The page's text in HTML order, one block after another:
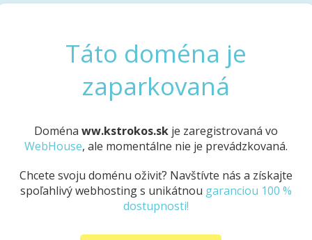
Táto doména je
zaparkovaná
Doména ww.kstrokos.sk je zaregistrovaná vo
WebHouse, ale momentálne nie je prevádzkovaná.
Chcete svoju doménu oživiť? Navštívte nás a získajte
spoľahlivý webhosting s unikátnou garanciou 100 %
dostupnosti!